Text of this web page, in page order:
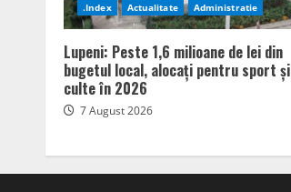
.Index Actualitate Administratie
Lupeni: Peste 1,6 milioane de lei din
bugetul local, alocați pentru sport și
culte în 2026
7 August 2026